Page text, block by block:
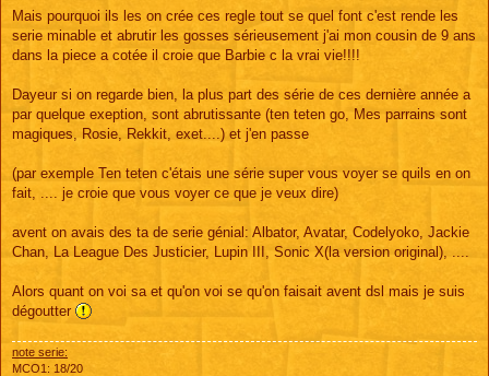
Mais pourquoi ils les on crée ces regle tout se quel font c'est rende les
serie minable et abrutir les gosses sérieusement j'ai mon cousin de 9 ans
dans la piece a cotée il croie que Barbie c la vrai vie!!!!
Dayeur si on regarde bien, la plus part des série de ces dernière année a
par quelque exeption, sont abrutissante (ten teten go, Mes parrains sont
magiques, Rosie, Rekkit, exet....) et j'en passe
(par exemple Ten teten c'étais une série super vous voyer se quils en on
fait, .... je croie que vous voyer ce que je veux dire)
avent on avais des ta de serie génial: Albator, Avatar, Codelyoko, Jackie
Chan, La League Des Justicier, Lupin III, Sonic X(la version original), ....
Alors quant on voi sa et qu'on voi se qu'on faisait avent dsl mais je suis
dégoutter
note serie:
MCO1: 18/20